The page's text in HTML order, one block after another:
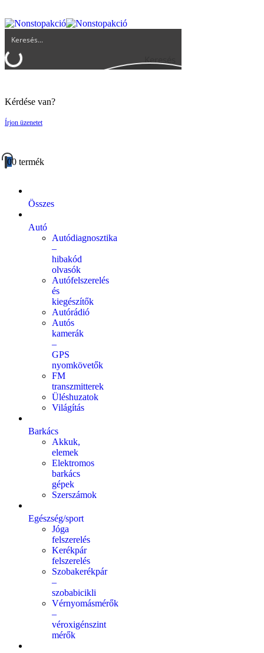
Keresés
Kérdése van?
Írjon üzenetet
00 termék
Összes
Autó
Autódiagnosztika
–
hibakód
olvasók
Autófelszerelés
és
kiegészítők
Autórádió
Autós
kamerák
–
GPS
nyomkövetők
FM
transzmitterek
Üléshuzatok
Világítás
Barkács
Akkuk,
elemek
Elektromos
barkács
gépek
Szerszámok
Egészség/sport
Jóga
felszerelés
Kerékpár
felszerelés
Szobakerékpár
–
szobabicikli
Vérnyomásmérők
–
véroxigénszint
mérők